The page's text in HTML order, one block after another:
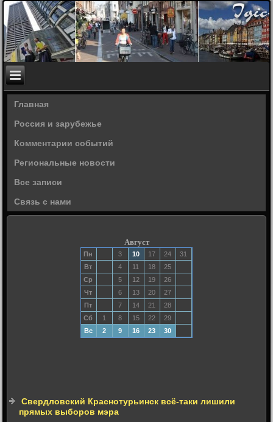
Главная
Россия и зарубежье
Комментарии событий
Региональные новости
Все записи
Связь с нами
Август
Пн 3 10 17 24
31
Вт
4 11 18
25
Ср
5 12 19
26
Чт
6 13 20
27
Пт
7 14 21
28
Сб
1 8 15 22
29
Вс
2 9 16 23 30
Свердловский Краснотурьинск всё-таки лишили
прямых выборов мэра